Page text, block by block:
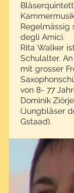
Regelmässig
degli Amici.
Rita Walker
Schulalter.
mit grosser
von 8- 77
Dominik
(Jungbläser
Gstaad).